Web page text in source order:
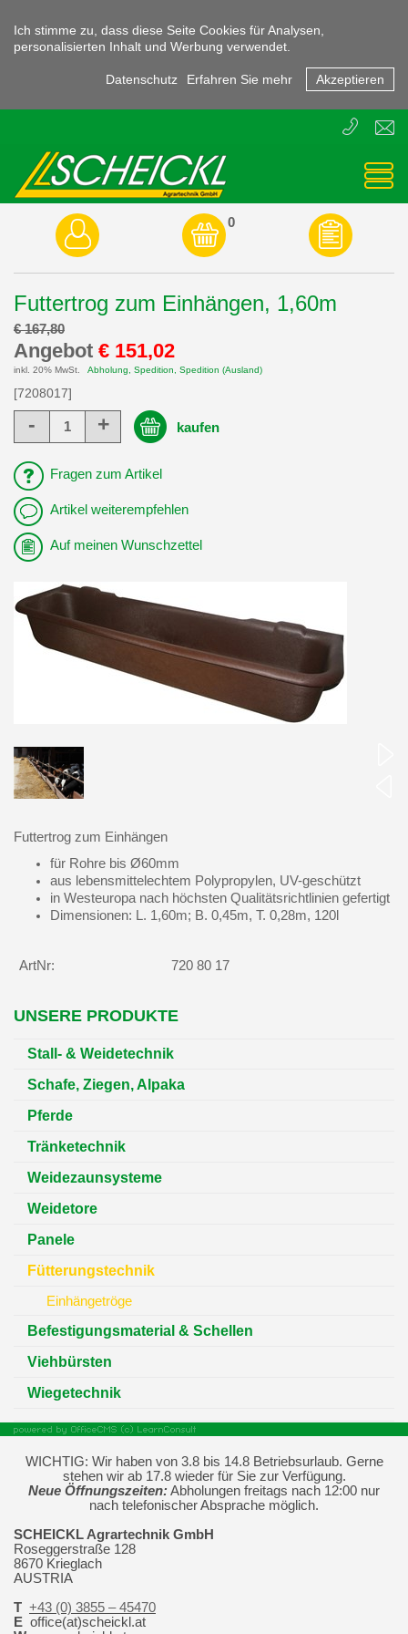
Ich stimme zu, dass diese Seite Cookies für Analysen,
personalisierten Inhalt und Werbung verwendet.
Datenschutz Erfahren Sie mehr Akzeptieren
E
T
3855
0
Futtertrog zum Einhängen, 1,60m
€ 167,80
Angebot € 151,02
inkl. 20% MwSt. Abholung, Spedition, Spedition (Ausland)
[7208017]
- + kaufen
Fragen zum Artikel
Artikel weiterempfehlen
Auf meinen Wunschzettel
Futtertrog zum Einhängen
für Rohre bis Ø60mm
aus lebensmittelechtem Polypropylen, UV-geschützt
in Westeuropa nach höchsten Qualitätsrichtlinien gefertigt
Dimensionen: L. 1,60m; B. 0,45m, T. 0,28m, 120l
ArtNr: 720 80 17
UNSERE PRODUKTE
Stall- & Weidetechnik
Schafe, Ziegen, Alpaka
Pferde
Tränketechnik
Weidezaunsysteme
Weidetore
Panele
Fütterungstechnik
Einhängetröge
Befestigungsmaterial & Schellen
Viehbürsten
Wiegetechnik
WICHTIG: Wir haben von 3.8 bis 14.8 Betriebsurlaub. Gerne
stehen wir ab 17.8 wieder für Sie zur Verfügung.
Neue Öffnungszeiten: Abholungen freitags nach 12:00 nur
nach telefonischer Absprache möglich.
SCHEICKL Agrartechnik GmbH
Roseggerstraße 128
8670 Krieglach
AUSTRIA
T +43 (0) 3855 – 45470
E office(at)scheickl.at